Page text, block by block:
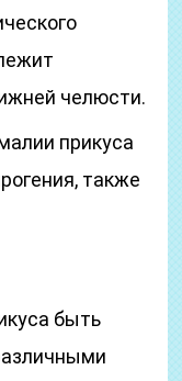
челюсти.
прикуса
также
быть